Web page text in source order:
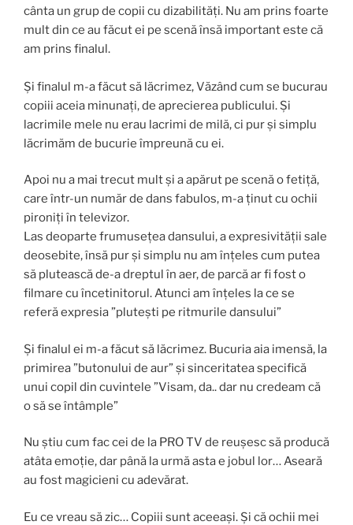
cânta un grup de copii cu dizabilități. Nu am prins foarte
mult din ce au făcut ei pe scenă însă important este că
am prins finalul.
Și finalul m-a făcut să lăcrimez, Văzând cum se bucurau
copiii aceia minunați, de aprecierea publicului. Și
lacrimile mele nu erau lacrimi de milă, ci pur și simplu
lăcrimăm de bucurie împreună cu ei.
Apoi nu a mai trecut mult și a apărut pe scenă o fetiță,
care într-un număr de dans fabulos, m-a ținut cu ochii
pironiți în televizor.
Las deoparte frumusețea dansului, a expresivității sale
deosebite, însă pur și simplu nu am înțeles cum putea
să plutească de-a dreptul în aer, de parcă ar fi fost o
filmare cu încetinitorul. Atunci am înțeles la ce se
referă expresia ”plutești pe ritmurile dansului”
Și finalul ei m-a făcut să lăcrimez. Bucuria aia imensă, la
primirea ”butonului de aur” și sinceritatea specifică
unui copil din cuvintele ”Visam, da.. dar nu credeam că
o să se întâmple”
Nu știu cum fac cei de la PRO TV de reușesc să producă
atâta emoție, dar până la urmă asta e jobul lor… Aseară
au fost magicieni cu adevărat.
Eu ce vreau să zic… Copiii sunt aceeași. Și că ochii mei